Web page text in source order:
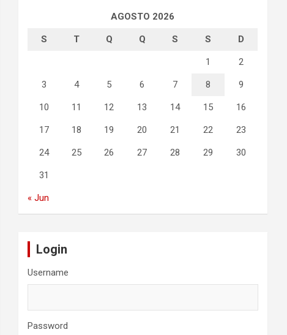
AGOSTO 2026
S T Q Q S S D
1 2
3 4 5 6 7 8 9
10 11 12 13 14 15 16
17 18 19 20 21 22 23
24 25 26 27 28 29 30
31
« Jun
Login
Username
Password